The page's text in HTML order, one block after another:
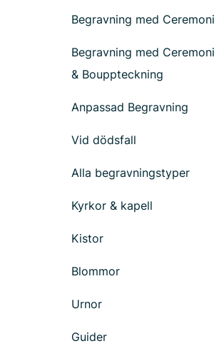
Begravning med Ceremoni
Begravning med Ceremoni
& Bouppteckning
Anpassad Begravning
Vid dödsfall
Alla begravningstyper
Kyrkor & kapell
Kistor
Blommor
Urnor
Guider